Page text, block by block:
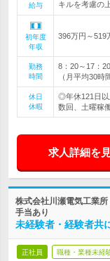
給与 キルを考慮の
初年度
年収
396万円～519
勤務
時間
8：20～17：
（月平均30時
休日
休暇
◎年休121日
数回、土曜稼
求人詳細を
株式会社川瀬電気工業
手当あり
未経験者・経験者共
正社員 職種・業種未経